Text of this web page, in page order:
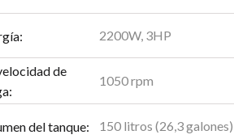
2200W, 3HP
de
1050 rpm
del tanque: 150 litros (26,3 galones)